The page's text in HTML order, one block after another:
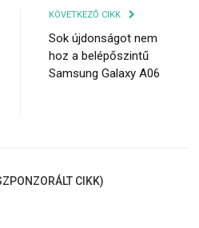
KÖVETKEZŐ CIKK
Sok újdonságot nem
hoz a belépőszintű
Samsung Galaxy A06
CIKK)